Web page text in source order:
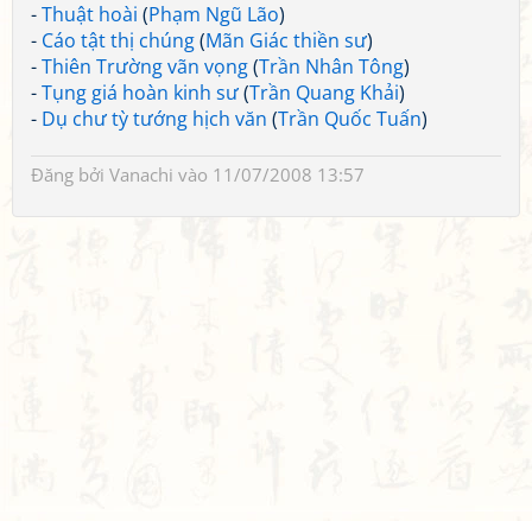
-Thuật hoài (Phạm Ngũ Lão)
- Cáo tật thị chúng(Mãn Giác thiền sư)
-Thiên Trường vãn vọng(Trần Nhân Tông)
-Tụng giá hoàn kinh sư(Trần Quang Khải)
- Dụ chư tỳ tướng hịch văn (Trần Quốc Tuấn)
Đăng bởi Vanachi vào 11/07/2008 13:57